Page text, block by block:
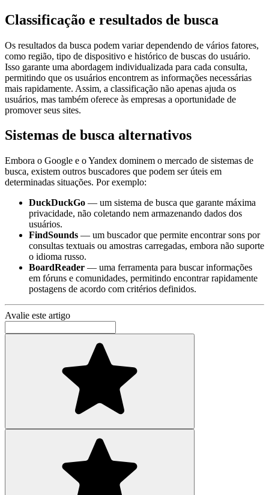
Classificação e resultados de busca
Os resultados da busca podem variar dependendo de vários fatores,
como região, tipo de dispositivo e histórico de buscas do usuário.
Isso garante uma abordagem individualizada para cada consulta,
permitindo que os usuários encontrem as informações necessárias
mais rapidamente. Assim, a classificação não apenas ajuda os
usuários, mas também oferece às empresas a oportunidade de
promover seus sites.
Sistemas de busca alternativos
Embora o Google e o Yandex dominem o mercado de sistemas de
busca, existem outros buscadores que podem ser úteis em
determinadas situações. Por exemplo:
DuckDuckGo — um sistema de busca que garante máxima
privacidade, não coletando nem armazenando dados dos
usuários.
FindSounds — um buscador que permite encontrar sons por
consultas textuais ou amostras carregadas, embora não suporte
o idioma russo.
BoardReader — uma ferramenta para buscar informações
em fóruns e comunidades, permitindo encontrar rapidamente
postagens de acordo com critérios definidos.
Avalie este artigo